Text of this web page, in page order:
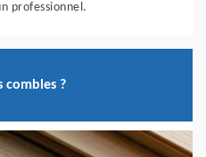
professionnel.
combles ?